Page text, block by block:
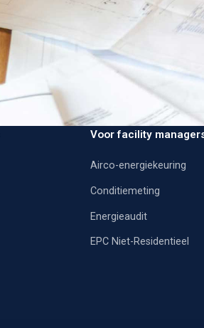
Voor facility
Airco-energiekeuring
Conditiemeting
Energieaudit
EPC Niet-Residentieel